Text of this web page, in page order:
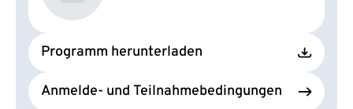
Programm herunterladen
Anmelde- und Teilnahmebedingungen